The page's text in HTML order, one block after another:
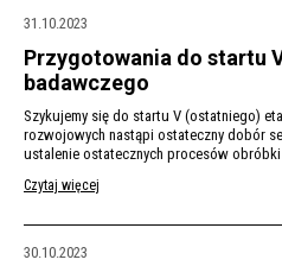
31.10.2023
Przygotowania do startu
badawczego
Szykujemy się do startu V (ostatniego)
rozwojowych nastąpi ostateczny dobór
ustalenie ostatecznych procesów
Czytaj więcej
30.10.2023